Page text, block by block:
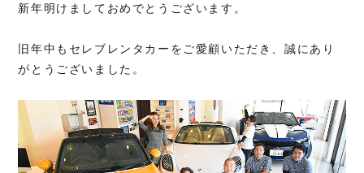
新年明けましておめでとうございます。
旧年中もセレブレンタカーをご愛顧いただき、誠にあり
がとうございました。